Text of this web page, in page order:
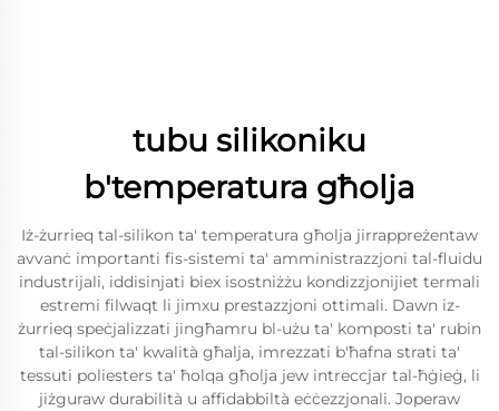
tubu silikoniku
b'temperatura għolja
Iż-żurrieq tal-silikon ta' temperatura għolja jirrappreżentaw
avvanċ importanti fis-sistemi ta' amministrazzjoni tal-fluidu
industrijali, iddisinjati biex isostniżżu kondizzjonijiet termali
estremi filwaqt li jimxu prestazzjoni ottimali. Dawn iz-
żurrieq speċjalizzati jingħamru bl-użu ta' komposti ta' rubin
tal-silikon ta' kwalità għalja, imrezzati b'ħafna strati ta'
tessuti poliesters ta' ħolqa għolja jew intreccjar tal-ħġieġ, li
jiżguraw durabilità u affidabbiltà eċċezzjonali. Joperaw